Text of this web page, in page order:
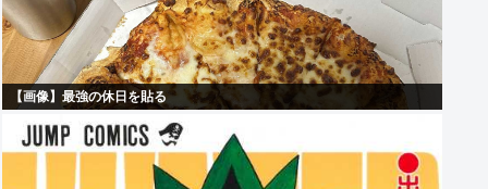
【画像】最強の休日を貼る